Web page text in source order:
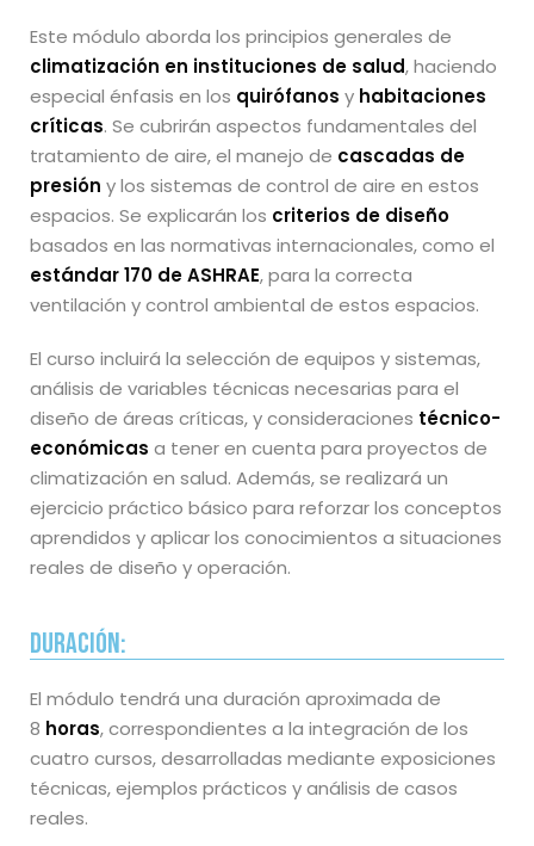
Este módulo aborda los principios generales de
climatización en instituciones de salud, haciendo
especial énfasis en los quirófanos y habitaciones
críticas. Se cubrirán aspectos fundamentales del
tratamiento de aire, el manejo de cascadas de
presión y los sistemas de control de aire en estos
espacios. Se explicarán los criterios de diseño
basados en las normativas internacionales, como el
estándar 170 de ASHRAE, para la correcta
ventilación y control ambiental de estos espacios.
El curso incluirá la selección de equipos y sistemas,
análisis de variables técnicas necesarias para el
diseño de áreas críticas, y consideraciones técnico-
económicas a tener en cuenta para proyectos de
climatización en salud. Además, se realizará un
ejercicio práctico básico para reforzar los conceptos
aprendidos y aplicar los conocimientos a situaciones
reales de diseño y operación.
Duración:
El módulo tendrá una duración aproximada de
8 horas, correspondientes a la integración de los
cuatro cursos, desarrolladas mediante exposiciones
técnicas, ejemplos prácticos y análisis de casos
reales.